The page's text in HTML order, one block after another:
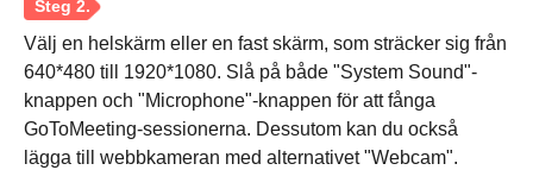
Välj en helskärm eller en fast skärm, som sträcker sig från
640*480 till 1920*1080. Slå på både "System Sound"-
knappen och "Microphone"-knappen för att fånga
GoToMeeting-sessionerna. Dessutom kan du också
lägga till webbkameran med alternativet "Webcam".